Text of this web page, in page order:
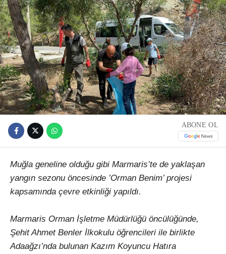
ABONE OL
Muğla geneline olduğu gibi Marmaris’te de yaklaşan
yangın sezonu öncesinde ’Orman Benim’ projesi
kapsamında çevre etkinliği yapıldı.
Marmaris Orman İşletme Müdürlüğü öncülüğünde,
Şehit Ahmet Benler İlkokulu öğrencileri ile birlikte
Adaağzı’nda bulunan Kazım Koyuncu Hatıra